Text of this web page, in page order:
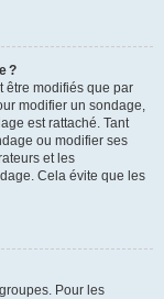
?
être modifiés que par
modifier un sondage,
est rattaché. Tant
ou modifier ses
et les
Cela évite que les
Pour les